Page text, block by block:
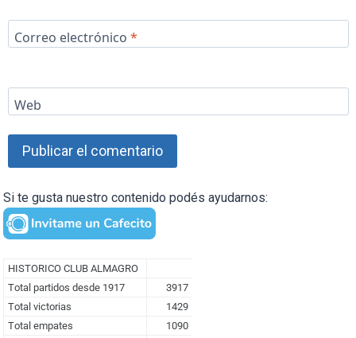
Correo electrónico *
Web
Si te gusta nuestro contenido podés ayudarnos: